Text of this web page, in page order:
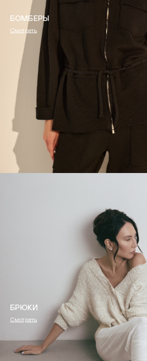
БОМБЕРЫ
Смотреть
БРЮКИ
Смотреть